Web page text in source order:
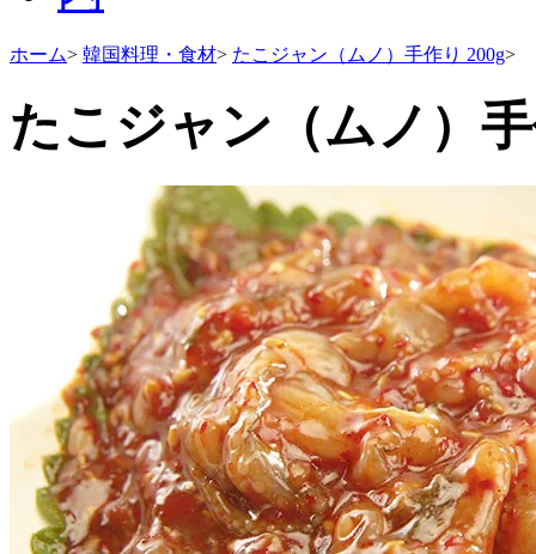
ホーム> 韓国料理・食材> たこジャン（ムノ）手作り 200g>
たこジャン（ムノ）